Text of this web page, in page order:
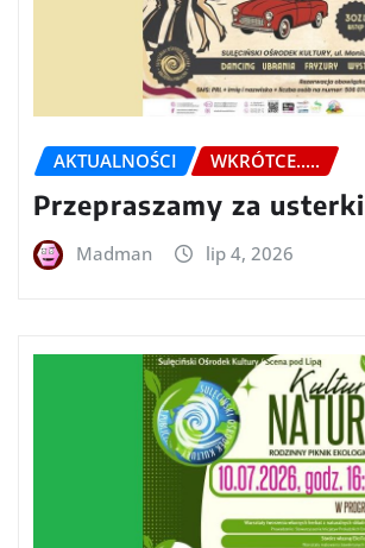
AKTUALNOŚCI WKRÓTCE.....
Przepraszamy za usterki
Madman lip 4, 2026